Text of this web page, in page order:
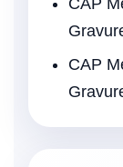
CAP
CAP